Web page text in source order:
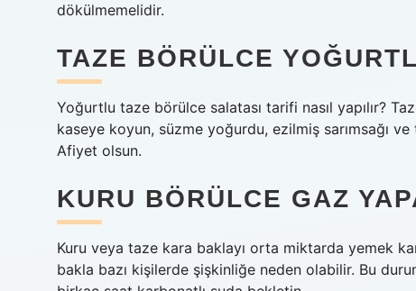
dökülmemelidir.
TAZE BÖRÜLCE
Yoğurtlu taze börülce salatası tarifi nasıl yapılır?
kaseye koyun, süzme yoğurdu, ezilmiş sarımsağı
Afiyet olsun.
KURU BÖRÜLCE GAZ
Kuru veya taze kara baklayı orta miktarda yemek
bakla bazı kişilerde şişkinliğe neden olabilir. Bu